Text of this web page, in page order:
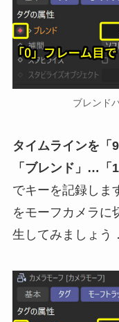
ブレンド
タイムラインを「
「ブレンド」…「
でキーを記録しま
をモーフカメラに
生してみましょう．